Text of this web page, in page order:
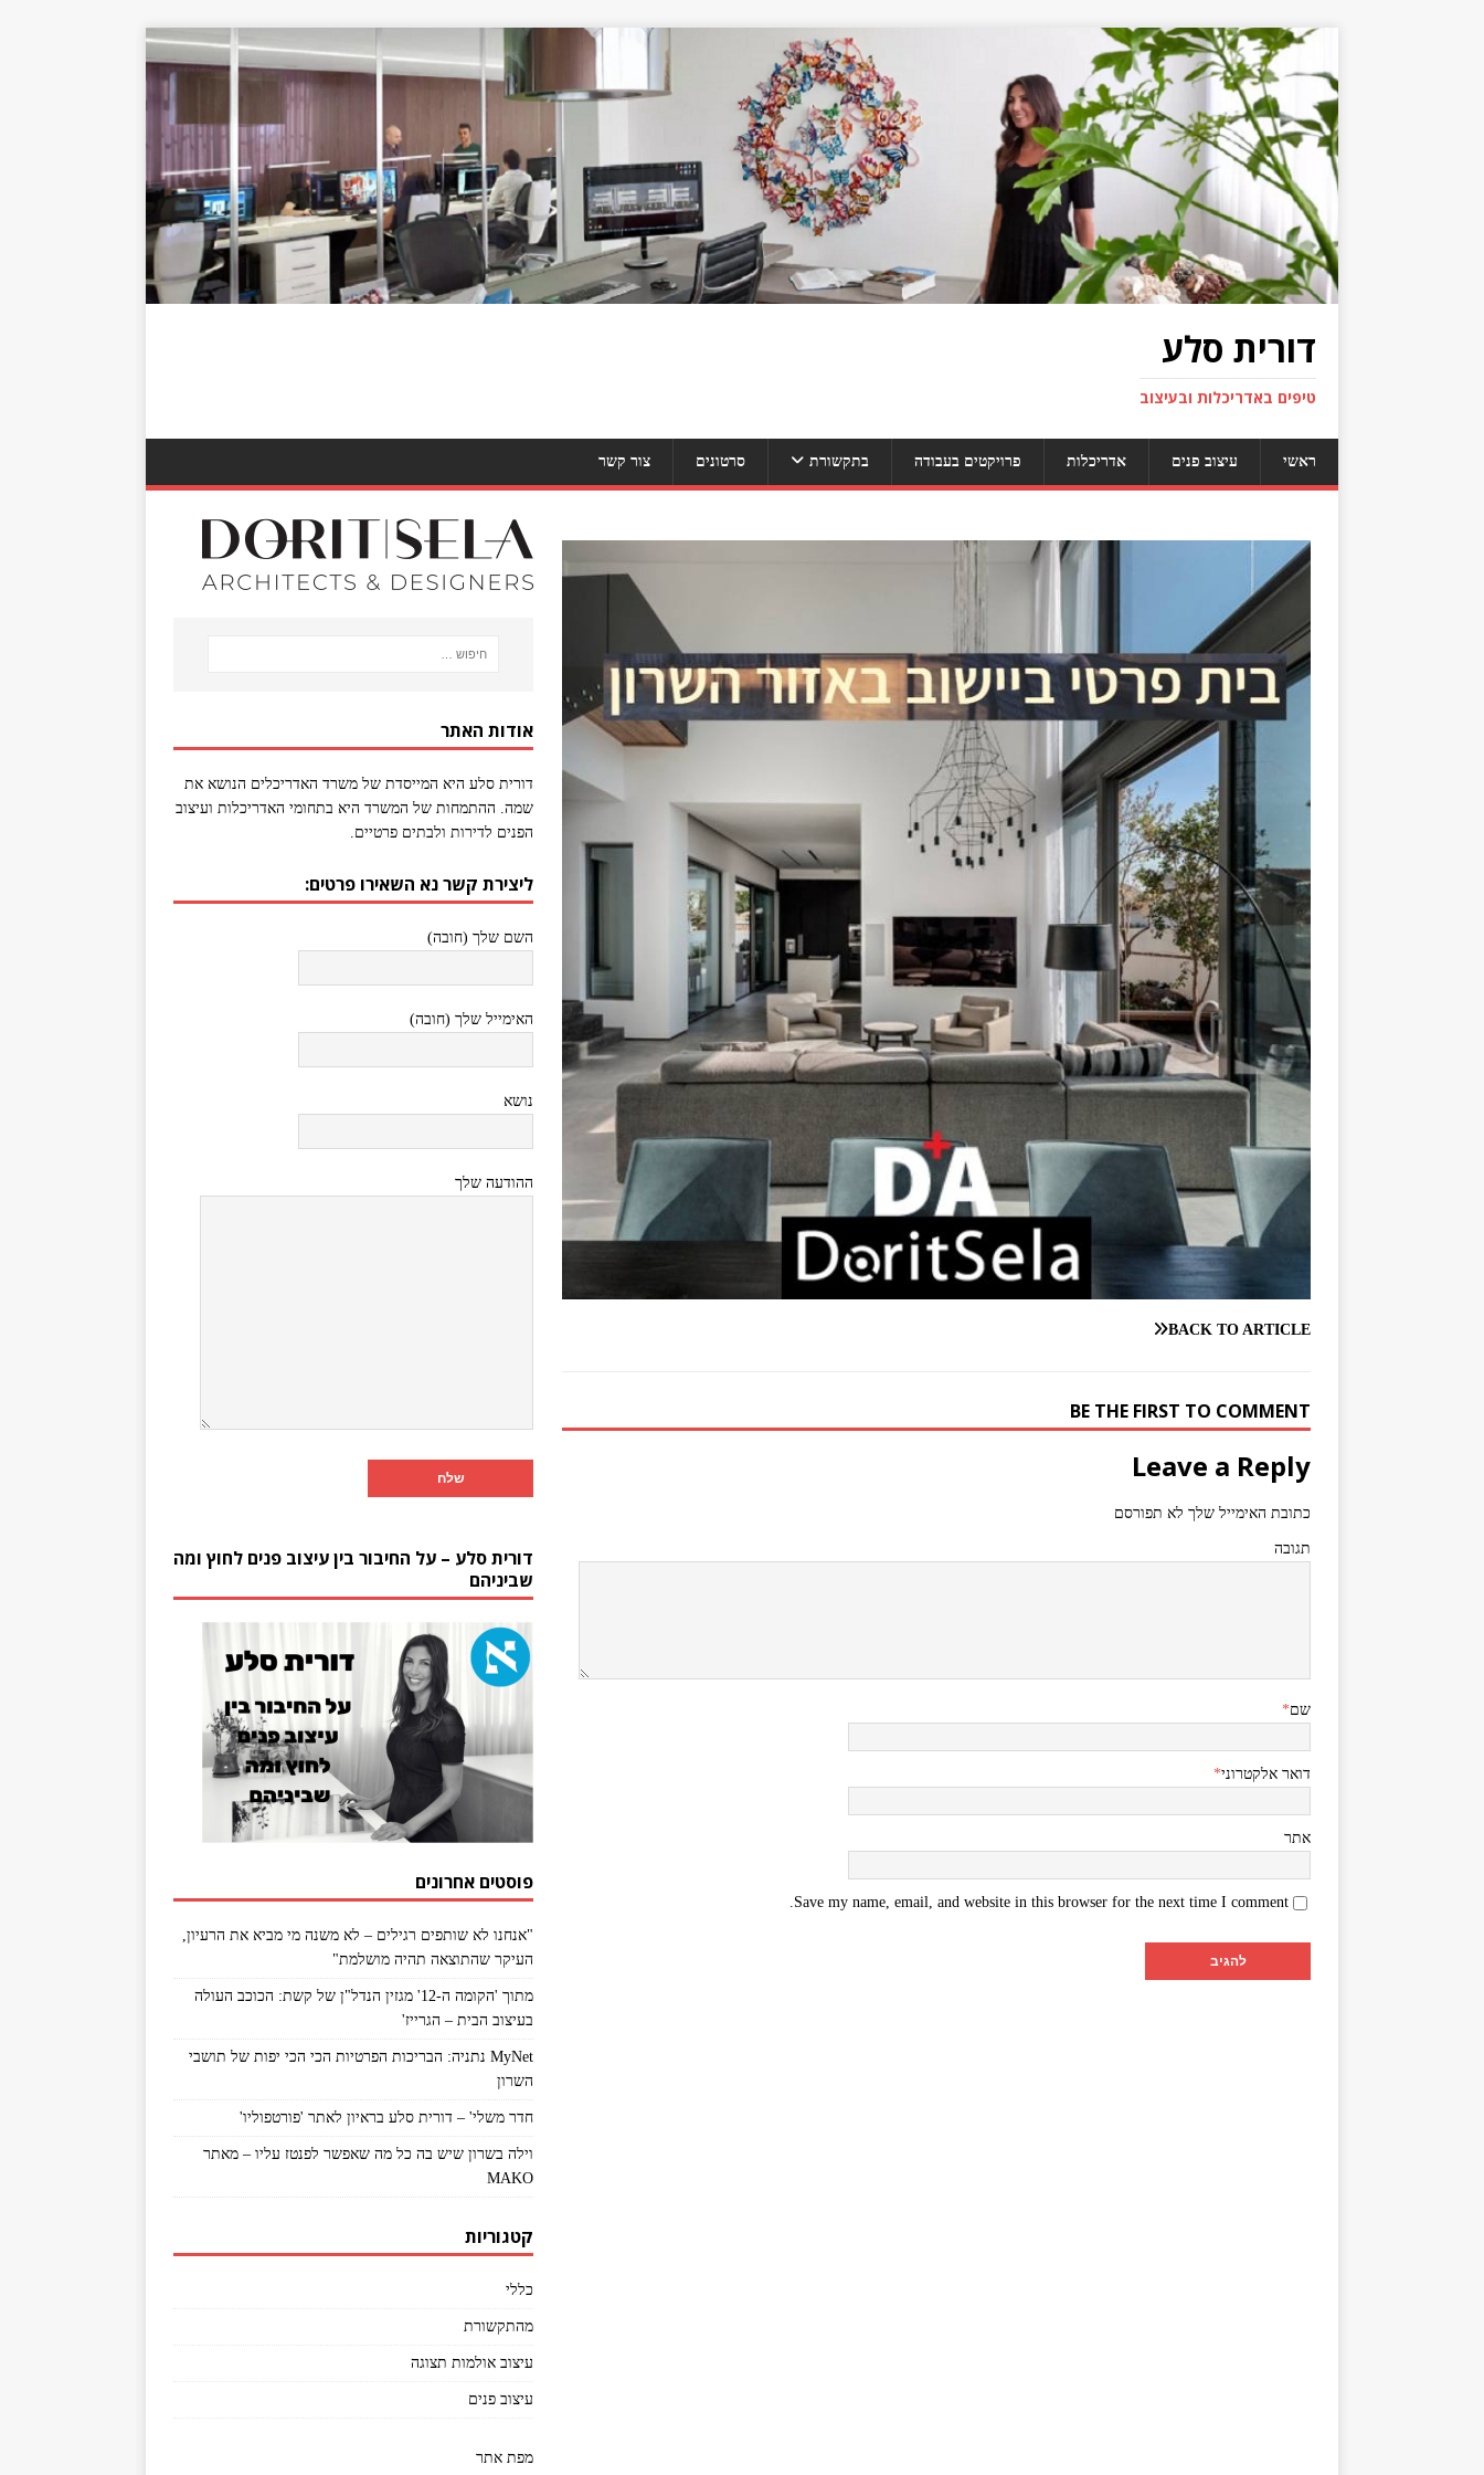
דורית סלע
טיפים באדריכלות ובעיצוב
ראשי עיצוב פנים אדריכלות פרויקטים בעבודה בתקשורת סרטונים צור קשר
BACK TO ARTICLE
BE THE FIRST TO COMMENT
Leave a Reply
כתובת האימייל שלך לא תפורסם
תגובה
שם*
דואר אלקטרוני*
אתר
Save my name, email, and website in this browser for the next time I comment.
אודות האתר
דורית סלע היא המייסדת של משרד האדריכלים הנושא את
שמה. ההתמחות של המשרד היא בתחומי האדריכלות ועיצוב
הפנים לדירות ולבתים פרטיים.
ליצירת קשר נא השאירו פרטים:
השם שלך (חובה)
האימייל שלך (חובה)
נושא
ההודעה שלך
דורית סלע – על החיבור בין עיצוב פנים לחוץ ומה
שביניהם
פוסטים אחרונים
"אנחנו לא שותפים רגילים – לא משנה מי מביא את הרעיון,
העיקר שהתוצאה תהיה מושלמת"
מתוך 'הקומה ה-12' מגזין הנדל"ן של קשת: הכוכב העולה
בעיצוב הבית – הגרייז'
MyNet נתניה: הבריכות הפרטיות הכי הכי יפות של תושבי
השרון
חדר משלי' – דורית סלע בראיון לאתר 'פורטפוליו'
וילה בשרון שיש בה כל מה שאפשר לפנטז עליו – מאתר
MAKO
קטגוריות
כללי
מהתקשורת
עיצוב אולמות תצוגה
עיצוב פנים
מפת אתר